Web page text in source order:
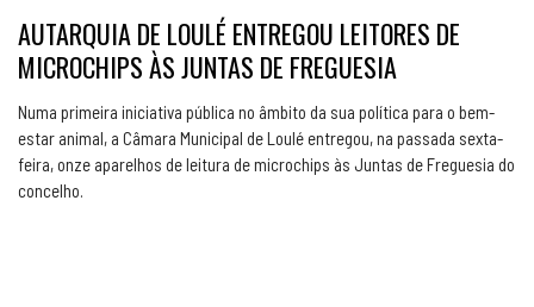
AUTARQUIA DE LOULÉ ENTREGOU LEITORES DE
MICROCHIPS ÀS JUNTAS DE FREGUESIA
Numa primeira iniciativa pública no âmbito da sua política para o bem-
estar animal, a Câmara Municipal de Loulé entregou, na passada sexta-
feira, onze aparelhos de leitura de microchips às Juntas de Freguesia do
concelho.